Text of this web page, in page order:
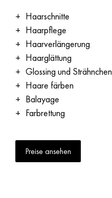
Haarschnitte
Haarpflege
Haarverlängerung
Haarglättung
Glossing und Strähnchen
Haare färben
Balayage
Farbrettung
Preise ansehen